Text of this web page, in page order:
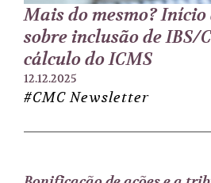
Mais do mesmo? Início
sobre inclusão de IBS/
cálculo do ICMS
12.12.2025
#CMC Newsletter